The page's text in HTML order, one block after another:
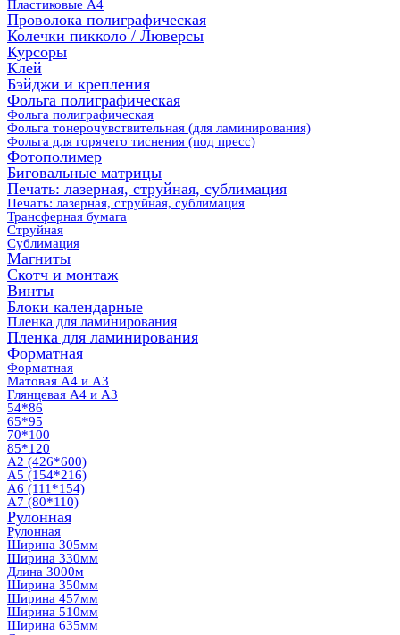
Пластиковые А4
Проволока полиграфическая
Колечки пикколо / Люверсы
Курсоры
Клей
Бэйджи и крепления
Фольга полиграфическая
Фольга полиграфическая
Фольга тонерочувствительная (для ламинирования)
Фольга для горячего тиснения (под пресс)
Фотополимер
Биговальные матрицы
Печать: лазерная, струйная, сублимация
Печать: лазерная, струйная, сублимация
Трансферная бумага
Струйная
Сублимация
Магниты
Скотч и монтаж
Винты
Блоки календарные
Пленка для ламинирования
Пленка для ламинирования
Форматная
Форматная
Матовая А4 и А3
Глянцевая А4 и А3
54*86
65*95
70*100
85*120
А2 (426*600)
А5 (154*216)
А6 (111*154)
А7 (80*110)
Рулонная
Рулонная
Ширина 305мм
Ширина 330мм
Длина 3000м
Ширина 350мм
Ширина 457мм
Ширина 510мм
Ширина 635мм